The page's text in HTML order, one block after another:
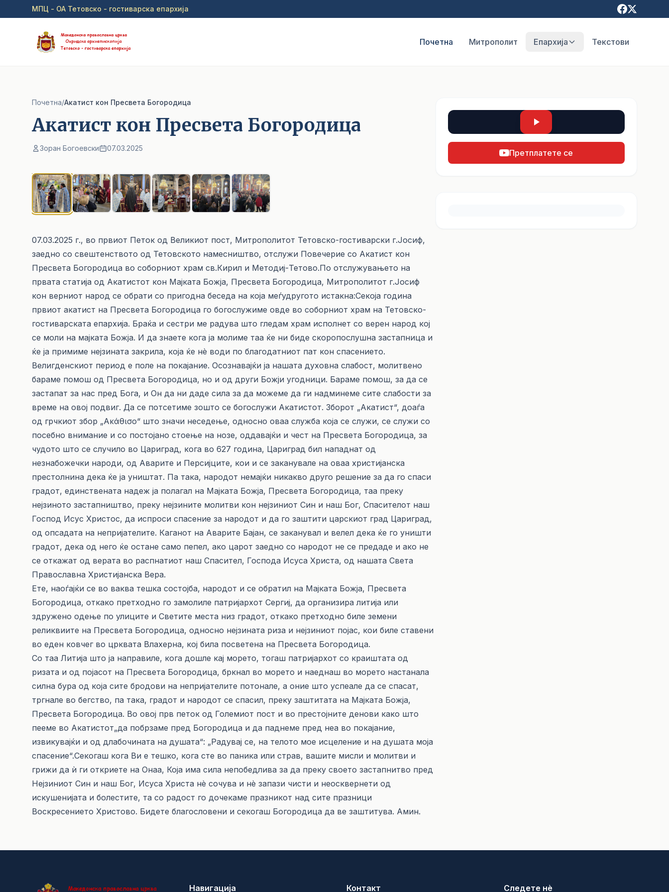
Прејди на главна содржина
МПЦ - ОА Тетовско - гостиварска епархија
Почетна Митрополит Епархија Текстови
Почетна/Акатист кон Пресвета Богородица
Акатист кон Пресвета Богородица
Зоран Богоевски 07.03.2025
07.03.2025 г., во првиот Петок од Великиот пост, Митрополитот Тетовско-гостиварски г.Јосиф,
заедно со свештенството од Тетовското намесништво, отслужи Повечерие со Акатист кон
Пресвета Богородица во соборниот храм св.Кирил и Методиј-Тетово.По отслужувањето на
првата статија од Акатистот кон Мајката Божја, Пресвета Богородица, Митрополитот г.Јосиф
кон верниот народ се обрати со пригодна беседа на која меѓудругото истакна:Секоја година
првиот акатист на Пресвета Богородица го богослужиме овде во соборниот храм на Тетовско-
гостиварската епархија. Браќа и сестри ме радува што гледам храм исполнет со верен народ кој
се моли на мајката Божја. И да знаете кога ја молиме таа ќе ни биде скоропослушна застапница и
ќе ја примиме нејзината закрила, која ќе нè води по благодатниот пат кон спасението.
Велигденскиот период е поле на покајание. Осознавајќи ја нашата духовна слабост, молитвено
бараме помош од Пресвета Богородица, но и од други Божји угодници. Бараме помош, за да се
застапат за нас пред Бога, и Он да ни даде сила за да можеме да ги надминеме сите слабости за
време на овој подвиг. Да се потсетиме зошто се богослужи Акатистот. Зборот „Акатист“, доаѓа
од грчкиот збор „Аκάθισο“ што значи неседење, односно оваа служба која се служи, се служи со
посебно внимание и со постојано стоење на нозе, оддавајќи и чест на Пресвета Богородица, за
чудото што се случило во Цариград, кога во 627 година, Цариград бил нападнат од
незнабожечки народи, од Аварите и Персијците, кои и се заканувале на оваа христијанска
престолнина дека ќе ја уништат. Па така, народот немајќи никакво друго решение за да го спаси
градот, единствената надеж ја полагал на Мајката Божја, Пресвета Богородица, таа преку
нејзиното застапништво, преку нејзините молитви кон нејзиниот Син и наш Бог, Спасителот наш
Господ Исус Христос, да испроси спасение за народот и да го заштити царскиот град Цариград,
од опсадата на непријателите. Каганот на Аварите Бајан, се заканувал и велел дека ќе го уништи
градот, дека од него ќе остане само пепел, ако царот заедно со народот не се предаде и ако не
се откажат од верата во распнатиот наш Спасител, Господа Исуса Христа, од нашата Света
Православна Христијанска Вера.
Ете, наоѓајќи се во ваква тешка состојба, народот и се обратил на Мајката Божја, Пресвета
Богородица, откако претходно го замолиле патријархот Сергиј, да организира литија или
здружено одење по улиците и Светите места низ градот, откако претходно биле земени
реликвиите на Пресвета Богородица, односно нејзината риза и нејзиниот појас, кои биле ставени
во еден ковчег во црквата Влахерна, кој била посветена на Пресвета Богородица.
Со таа Литија што ја направиле, кога дошле кај морето, тогаш патријархот со краиштата од
ризата и од појасот на Пресвета Богородица, бркнал во морето и наеднаш во морето настанала
силна бура од која сите бродови на непријателите потонале, а оние што успеале да се спасат,
тргнале во бегство, па така, градот и народот се спасил, преку заштитата на Мајката Божја,
Пресвета Богородица. Во овој прв петок од Големиот пост и во престојните денови како што
пееме во Акатистот„да побрзаме пред Богородица и да паднеме пред неа во покајание,
извикувајќи и од длабочината на душата“: „Радувај се, на телото мое исцеление и на душата моја
спасение“.Секогаш кога Ви е тешко, кога сте во паника или страв, вашите мисли и молитви и
грижи да ѝ ги откриете на Онаа, Која има сила непобедлива за да преку своето застапнитво пред
Нејзиниот Син и наш Бог, Исуса Христа нѐ сочува и нѐ запази чисти и неосквернети од
искушенијата и болестите, та со радост го дочекаме празникот над сите празници
Воскресението Христово. Бидете благословени и секогаш Богородица да ве заштитува. Амин.
Претплатете се
Навигација Контакт Следете нè